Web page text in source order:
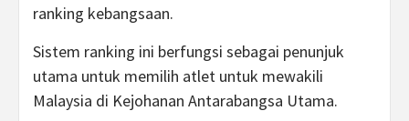
ranking kebangsaan.
Sistem ranking ini berfungsi sebagai penunjuk
utama untuk memilih atlet untuk mewakili
Malaysia di Kejohanan Antarabangsa Utama.